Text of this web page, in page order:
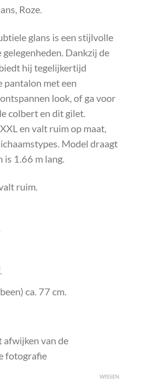
Roze.
glans is een stijlvolle
Dankzij de
hij tegelijkertijd
met een
look, of ga voor
colbert en dit gilet.
en valt ruim op maat,
Model draagt
is 1.66 m lang.
ruim.
ca. 77 cm.
van de
fotografie
WISSEN